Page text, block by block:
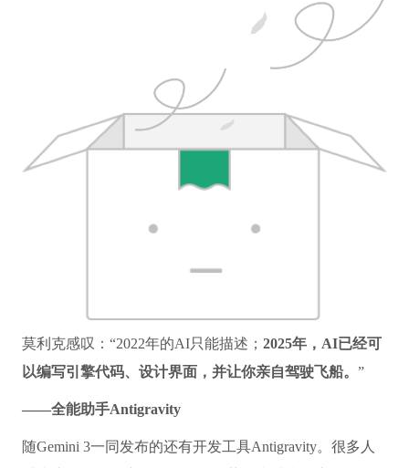
莫利克感叹：“2022年的AI只能描述； 2025年，AI已经可
以编写引擎代码、设计界面，并让你亲自驾驶飞船。 ”
——全能助手Antigravity
随Gemini 3一同发布的还有开发工具Antigravity。很多人